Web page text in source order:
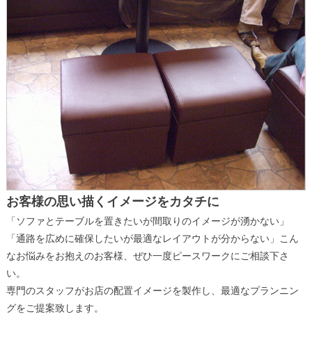
お客様の思い描くイメージをカタチに
「ソファとテーブルを置きたいが間取りのイメージが湧かない」
「通路を広めに確保したいが最適なレイアウトが分からない」こん
なお悩みをお抱えのお客様、ぜひ一度ピースワークにご相談下さ
い。
専門のスタッフがお店の配置イメージを製作し、最適なプランニン
グをご提案致します。